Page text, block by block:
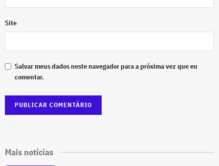
Site
Salvar meus dados neste navegador para a próxima vez que eu
comentar.
Mais notícias